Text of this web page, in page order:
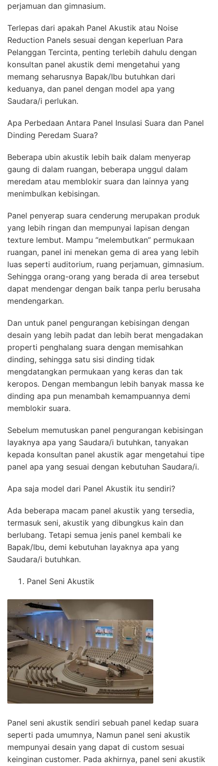
perjamuan dan gimnasium.
Terlepas dari apakah Panel Akustik atau Noise
Reduction Panels sesuai dengan keperluan Para
Pelanggan Tercinta, penting terlebih dahulu dengan
konsultan panel akustik demi mengetahui yang
memang seharusnya Bapak/Ibu butuhkan dari
keduanya, dan panel dengan model apa yang
Saudara/i perlukan.
Apa Perbedaan Antara Panel Insulasi Suara dan Panel
Dinding Peredam Suara?
Beberapa ubin akustik lebih baik dalam menyerap
gaung di dalam ruangan, beberapa unggul dalam
meredam atau memblokir suara dan lainnya yang
menimbulkan kebisingan.
Panel penyerap suara cenderung merupakan produk
yang lebih ringan dan mempunyai lapisan dengan
texture lembut. Mampu “melembutkan” permukaan
ruangan, panel ini menekan gema di area yang lebih
luas seperti auditorium, ruang perjamuan, gimnasium.
Sehingga orang-orang yang berada di area tersebut
dapat mendengar dengan baik tanpa perlu berusaha
mendengarkan.
Dan untuk panel pengurangan kebisingan dengan
desain yang lebih padat dan lebih berat mengadakan
properti penghalang suara dengan memisahkan
dinding, sehingga satu sisi dinding tidak
mengdatangkan permukaan yang keras dan tak
keropos. Dengan membangun lebih banyak massa ke
dinding apa pun menambah kemampuannya demi
memblokir suara.
Sebelum memutuskan panel pengurangan kebisingan
layaknya apa yang Saudara/i butuhkan, tanyakan
kepada konsultan panel akustik agar mengetahui tipe
panel apa yang sesuai dengan kebutuhan Saudara/i.
Apa saja model dari Panel Akustik itu sendiri?
Ada beberapa macam panel akustik yang tersedia,
termasuk seni, akustik yang dibungkus kain dan
berlubang. Tetapi semua jenis panel kembali ke
Bapak/Ibu, demi kebutuhan layaknya apa yang
Saudara/i butuhkan.
Panel Seni Akustik
Panel seni akustik sendiri sebuah panel kedap suara
seperti pada umumnya, Namun panel seni akustik
mempunyai desain yang dapat di custom sesuai
keinginan customer. Pada akhirnya, panel seni akustik